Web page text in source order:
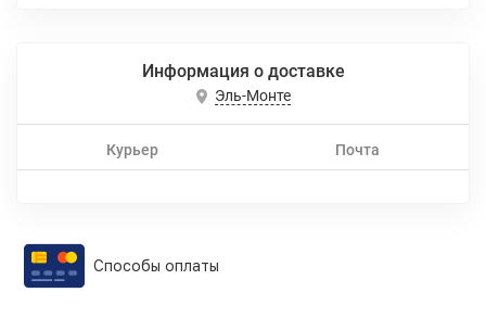
Информация о доставке
Эль-Монте
Курьер Почта
Способы оплаты